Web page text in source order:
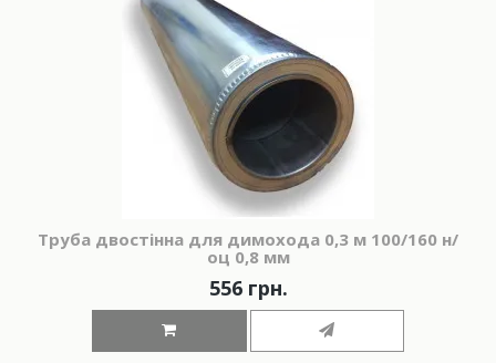
Труба двостінна для димохода 0,3 м 100/160 н/
оц 0,8 мм
556 грн.